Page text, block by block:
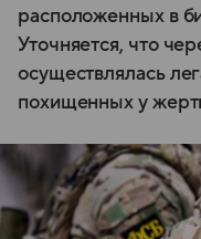
расположенных в
Уточняется, что
осуществлялась
похищенных у